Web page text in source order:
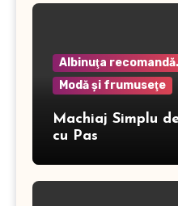
Albinuţa
Modă şi frumuseţe
Machiaj Simplu
cu Pas